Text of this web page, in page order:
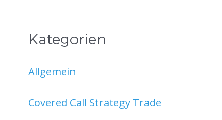
Kategorien
Allgemein
Covered Call Strategy Trade